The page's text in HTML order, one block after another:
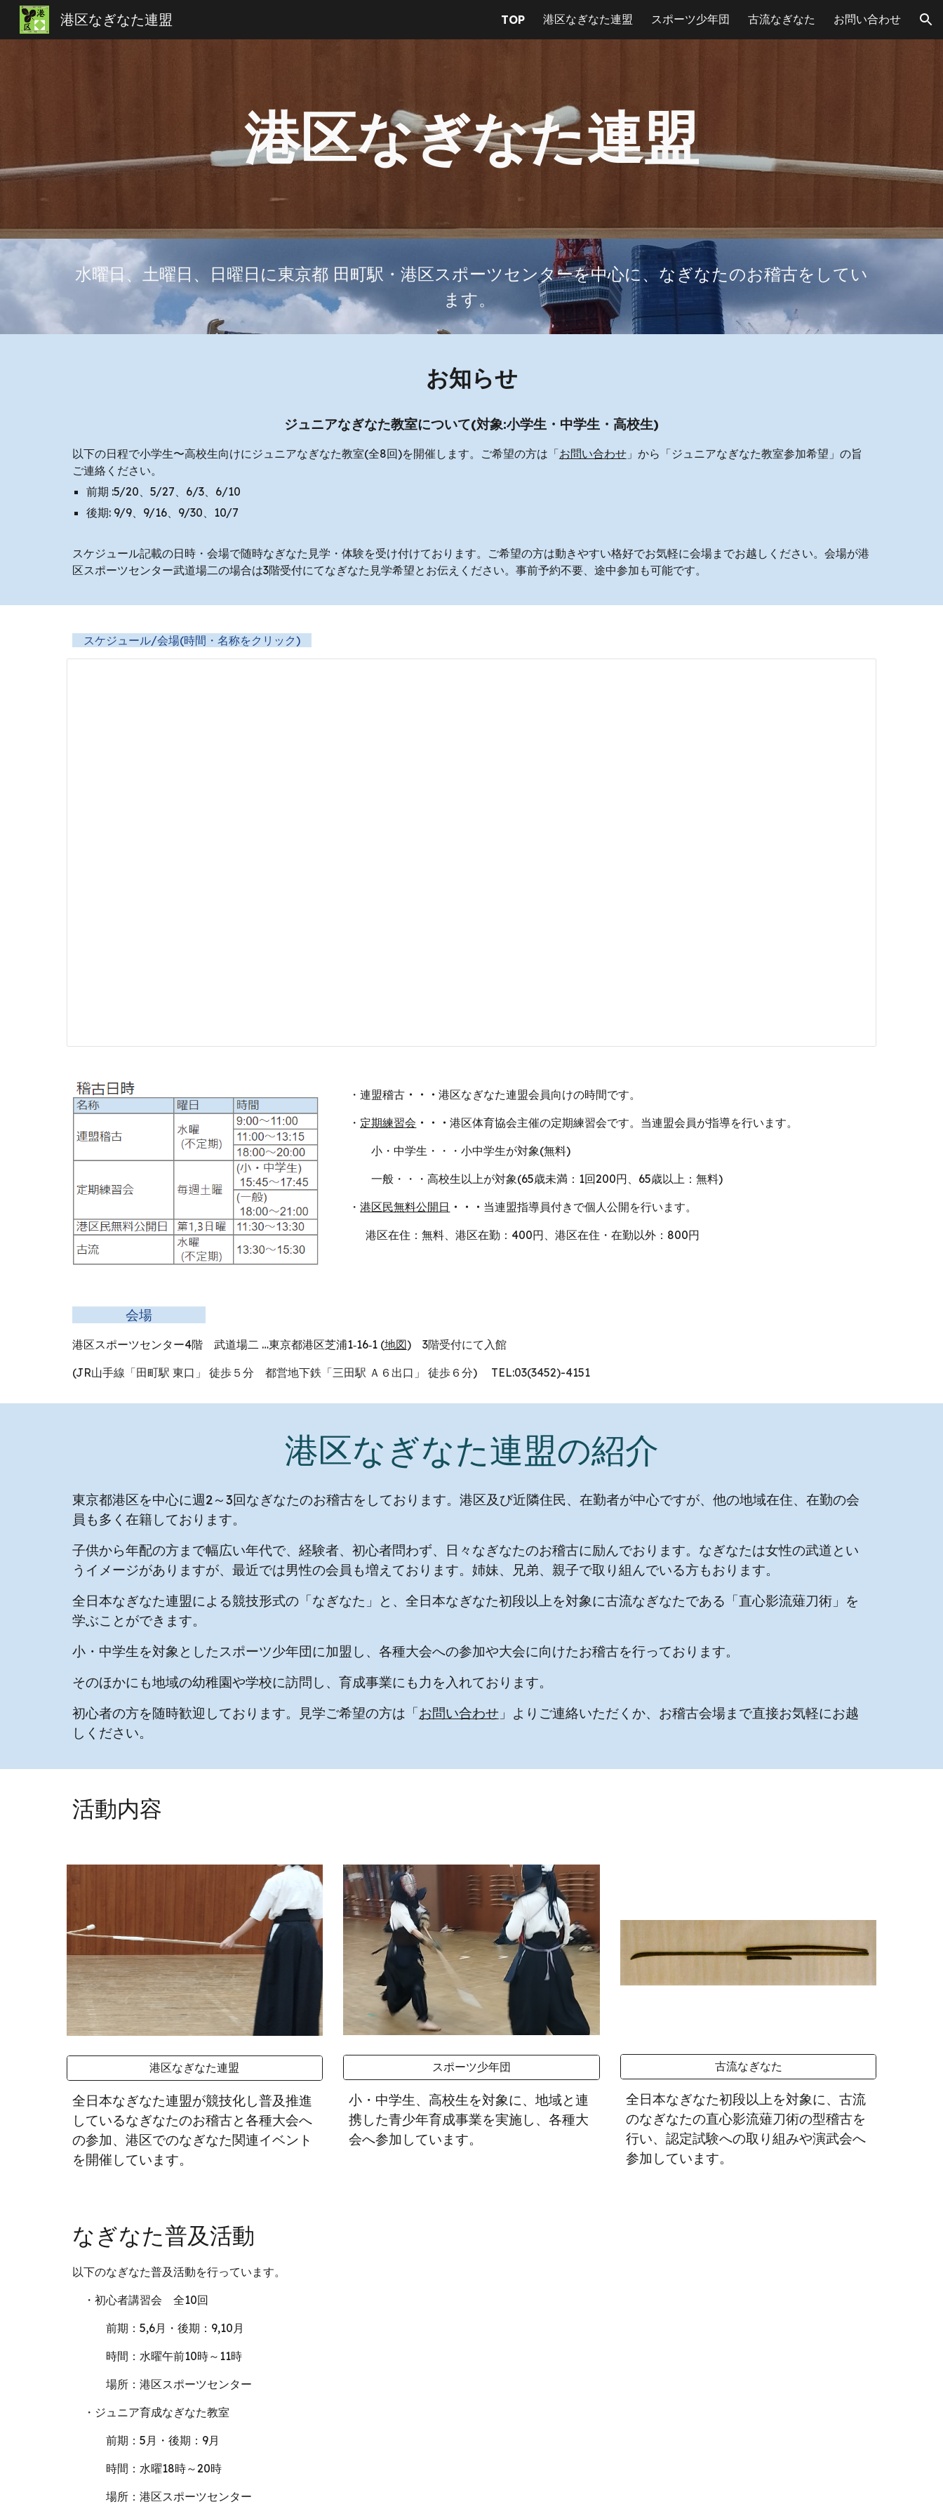
Skip to navigation
港区なぎなた連盟 TOP 港区なぎなた連盟 スポーツ少年団 古流なぎなた お問い合わせ
港区なぎなた連盟
水曜日、土曜日、日曜日に東京都 田町駅・港区スポーツセンターを中心に、なぎなたのお稽古をしてい
ます。
お知らせ
ジュニアなぎなた教室について(対象:小学生・中学生・高校生)
以下の日程で小学生〜高校生向けにジュニアなぎなた教室(全8回)を開催します。ご希望の方は「お問い合わせ」から「ジュニアなぎなた教室参加希望」の旨
ご連絡ください。
前期 :5/20、5/27、6/3、6/10
後期: 9/9、9/16、9/30、10/7
スケジュール記載の日時・会場で随時なぎなた見学・体験を受け付けております。ご希望の方は動きやすい格好でお気軽に会場までお越しください。会場が港
区スポーツセンター武道場二の場合は3階受付にてなぎなた見学希望とお伝えください。事前予約不要、途中参加も可能です。
スケジュール/会場(時間・名称をクリック)
・連盟稽古 ・・・港区なぎなた連盟会員向けの時間です。
・ 定期練習会 ・・・港区体育協会主催の定期練習会です。当連盟会員が指導を行います。
小・中学生・・・小中学生が対象(無料)
一般・・・高校生以上が対象(65歳未満： 1回200円、65歳以上：無料)
・港区民無料公開日 ・・・ 当連盟指導員付きで個人公開を行います。
港区在住：無料、港区在勤：400円、港区在住・在勤以外：800円
会場
港区スポーツセンター4階 武道場二…東京都港区芝浦1‐16‐1 (地図) 3階受付にて 入館
(JR山手線「田町駅 東口」 徒歩５分 都営地下鉄「三田駅 Ａ６出口」 徒歩６分) TEL:03(3452)-4151
港区なぎなた連盟の紹介
東京都港区を中心に週2～3回なぎなたのお稽古をしております。港区及び近隣住民、在勤者が中心ですが、他の地域在住、在勤の会
員も多く在籍しております。
子供から年配の方まで幅広い年代で、経験者、初心者問わず、日々なぎなたのお稽古に励んでおります。なぎなたは女性の武道とい
うイメージがありますが、最近では男性の会員も増えております。姉妹、兄弟、親子で取り組んでいる方もおります。
全日本なぎなた連盟による競技形式の「なぎなた」と、全日本なぎなた初段以上を対象に古流なぎなたである「直心影流薙刀術」を
学ぶことができます。
小・中学生を対象としたスポーツ少年団に加盟し、各種大会への参加や大会に向けたお稽古を行っております。
そのほかにも地域の幼稚園や学校に訪問し、育成事業にも力を入れております。
初心者の方を随時歓迎しております。見学ご希望の方は「お問い合わせ 」よりご連絡いただくか、お稽古会場まで直接お気軽にお越
しください。
活動内容
港区なぎなた連盟
全日本なぎなた連盟が競技化し普及推進
しているなぎなたのお稽古と各種大会へ
の参加、港区でのなぎなた関連イベント
を開催しています。
スポーツ少年団
小・中学生、高校生を対象に、地域と連
携した青少年育成事業を実施し、各種大
会へ参加しています。
古流なぎなた
全日本なぎなた初段以上を対象に、古流
のなぎなたの直心影流薙刀術の型稽古を
行い、認定試験への取り組みや演武会へ
参加しています。
なぎなた普及活動
以下のなぎなた普及活動を行っています。
・初心者講習会 全10回
前期：5,6月・後期：9,10月
時間： 水曜午前10時～11時
場所：港区スポーツセンター
・ ジュニア育成なぎなた教室
前期： 5月・後期：9月
時間 ：水曜18時～20時
場所：港区スポーツセンター